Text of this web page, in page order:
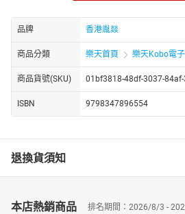
死亡都精准踩中字母节奏，却又找不到
波洛与黑斯廷斯上尉踏上追凶之路，却
杂：酗酒的德国丈夫、嫉妒心强的男友
是，一个名叫亚历山大・波拿巴・卡斯
地附近出现，他口袋里的沾血小刀、外
是凶手 —— 可波洛却坚信，这个连苍蝇
当第四封预告信寄错地址，当唐卡斯特的
害者，波洛终于识破这场谋杀游戏的核心
现在，带你沉浸式走进阿加莎・克里斯蒂
品牌 香港胤燚
商品分類 樂天首頁 樂天Kobo電
商品貨號(SKU) 01bf3818-48df-3037-
ISBN 9798347896554
退換貨須知
本店熱銷商品 排名期間：2026/8/3 -